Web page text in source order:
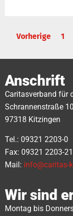
Vorherige 1
Anschrift
Caritasverband für
Schrannenstraße 10
97318 Kitzingen
Tel.: 09321 2203-0
Fax: 09321 2203-21
Mail: info@caritas-
Wir sind
Montag bis